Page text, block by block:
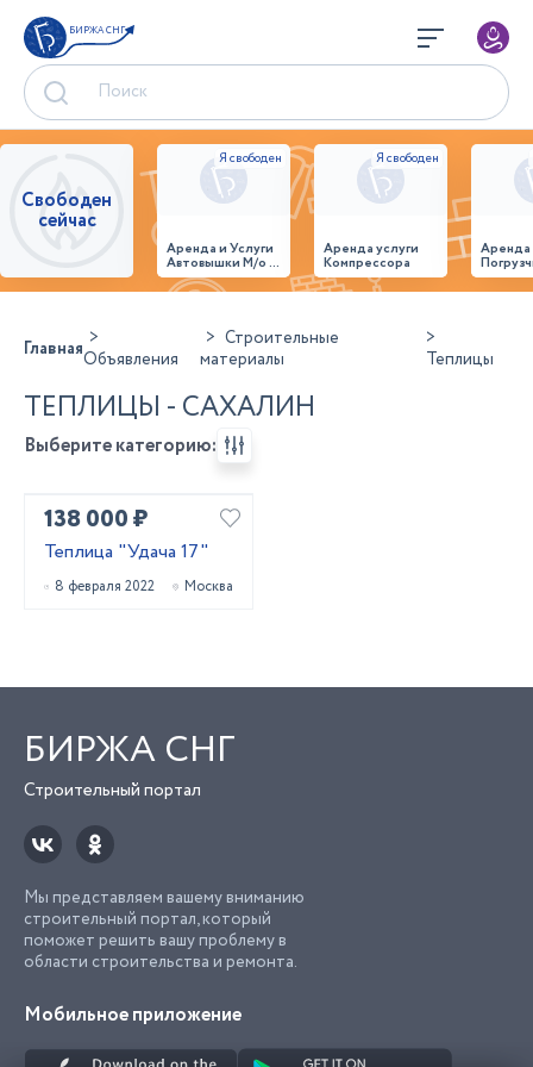
БИРЖА СНГ
Свободен
сейчас
Аренда и Услуги
Автовышки М/о г.
Домодедово
26,28,32 место
Аренда услуги
Компрессора
ГлавнаяОбъявления
Строительные
материалы
Теплицы
ТЕПЛИЦЫ - САХАЛИН
Выберите категорию:
138 000 ₽
Теплица "Удача 17"
8 февраля 2022 Москва
БИРЖА СНГ
Строительный портал
Мы представляем вашему вниманию
строительный портал, который
поможет решить вашу проблему в
области строительства и ремонта.
Мобильное приложение